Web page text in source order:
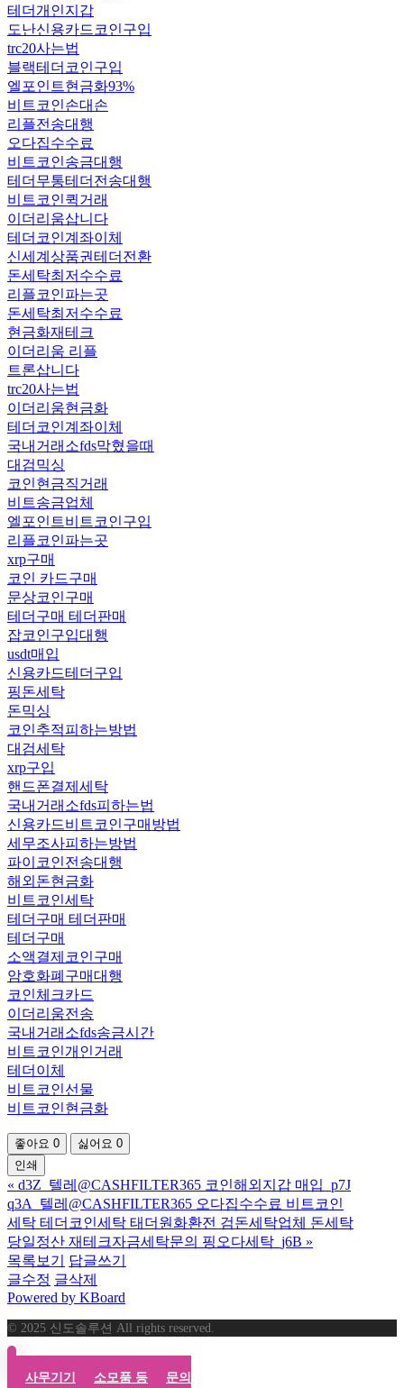
테더개인지갑
도난신용카드코인구입
trc20사는법
블랙테더코인구입
엘포인트현금화93%
비트코인손대손
리플전송대행
오다집수수료
비트코인송금대행
테더무통테더전송대행
비트코인퀵거래
이더리움삽니다
테더코인계좌이체
신세계상품권테더전환
돈세탁최저수수료
리플코인파는곳
돈세탁최저수수료
현금화재테크
이더리움 리플
트론삽니다
trc20사는법
이더리움현금화
테더코인계좌이체
국내거래소fds막혔을때
대검믹싱
코인현금직거래
비트송금업체
엘포인트비트코인구입
리플코인파는곳
xrp구매
코인 카드구매
문상코인구매
테더구매 테더판매
잡코인구입대행
usdt매입
신용카드테더구입
핑돈세탁
돈믹싱
코인추적피하는방법
대검세탁
xrp구입
핸드폰결제세탁
국내거래소fds피하는법
신용카드비트코인구매방법
세무조사피하는방법
파이코인전송대행
해외돈현금화
비트코인세탁
테더구매 테더판매
테더구매
소액결제코인구매
암호화폐구매대행
코인체크카드
이더리움전송
국내거래소fds송금시간
비트코인개인거래
테더이체
비트코인선물
비트코인현금화
좋아요 0 싫어요 0
인쇄
« d3Z_텔레@CASHFILTER365 코인해외지갑 매입_p7J
q3A_텔레@CASHFILTER365 오다집수수료 비트코인
세탁 테더코인세탁 태더원화환전 검돈세탁업체 돈세탁
당일정산 재테크자금세탁문의 핑오다세탁_j6B »
목록보기
답글쓰기
글수정 글삭제
Powered by KBoard
© 2025 신도솔루션 All rights reserved.
사무기기 소모품 등 문의